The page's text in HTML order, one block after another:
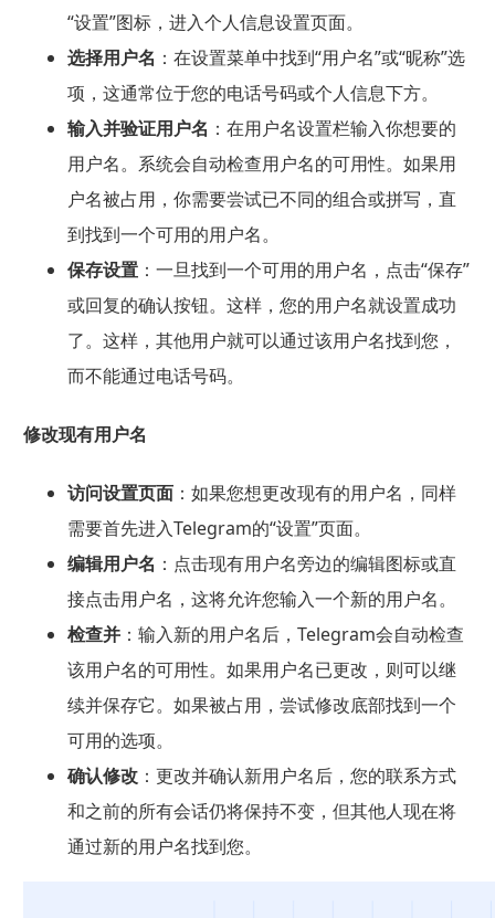
“设置”图标，进入个人信息设置页面。
选择用户名 ：在设置菜单中找到“用户名”或“昵称”选
项，这通常位于您的电话号码或个人信息下方。
输入并验证用户名 ：在用户名设置栏输入你想要的
用户名。系统会自动检查用户名的可用性。如果用
户名被占用，你需要尝试已不同的组合或拼写，直
到找到一个可用的用户名。
保存设置：一旦找到一个可用的用户名，点击“保存”
或回复的确认按钮。这样，您的用户名就设置成功
了。这样，其他用户就可以通过该用户名找到您，
而不能通过电话号码。
修改现有用户名
访问设置页面：如果您想更改现有的用户名，同样
需要首先进入Telegram的“设置”页面。
编辑用户名 ：点击现有用户名旁边的编辑图标或直
接点击用户名，这将允许您输入一个新的用户名。
检查并：输入新的用户名后，Telegram会自动检查
该用户名的可用性。如果用户名已更改，则可以继
续并保存它。如果被占用，尝试修改底部找到一个
可用的选项。
确认修改：更改并确认新用户名后，您的联系方式
和之前的所有会话仍将保持不变，但其他人现在将
通过新的用户名找到您。